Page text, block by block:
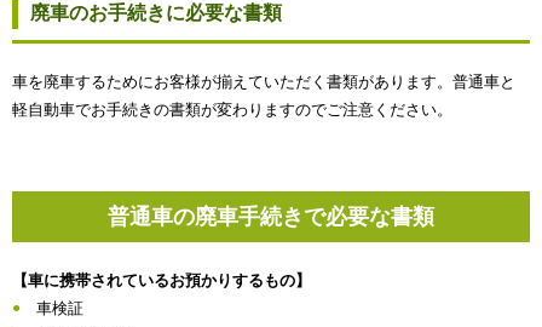
廃車のお手続きに必要な書類
車を廃車するためにお客様が揃えていただく書類があります。普通車と
軽自動車でお手続きの書類が変わりますのでご注意ください。
普通車の廃車手続きで必要な書類
【車に携帯されているお預かりするもの】
車検証